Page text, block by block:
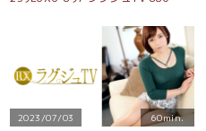
2023/07/03 60min.